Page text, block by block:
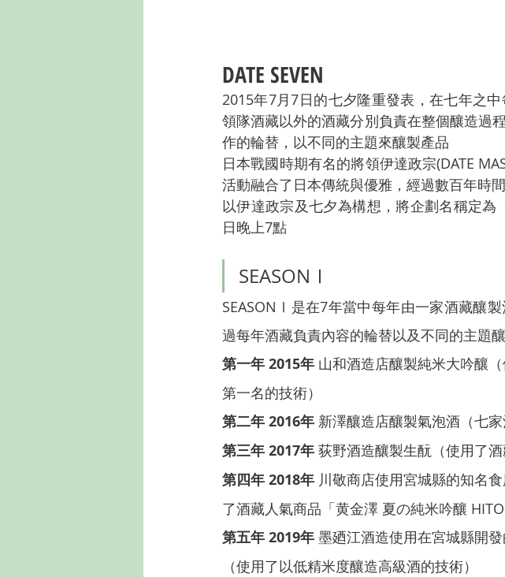
DATE SEVEN
2015年7月7日的七夕隆重發表，在七年之
領隊酒藏以外的酒藏分別負責在整個釀造過
作的輪替，以不同的主題來釀製產品
日本戰國時期有名的將領伊達政宗(DATE
活動融合了日本傳統與優雅，經過數百年時
以伊達政宗及七夕為構想，將企劃名稱定為
日晚上7點
SEASONⅠ
SEASONⅠ是在7年當中每年由一家酒藏釀
過每年酒藏負責內容的輪替以及不同的主題
第一年 2015年 山和酒造店釀製純米大吟釀
第一名的技術）
第二年 2016年 新澤釀造店釀製氣泡酒（七
第三年 2017年 荻野酒造釀製生酛（使用了
第四年 2018年 川敬商店使用宮城縣的知名
了酒藏人氣商品「黄金澤 夏の純米吟釀
第五年 2019年 墨廼江酒造使用在宮城縣開
（使用了以低精米度釀造高級酒的技術）